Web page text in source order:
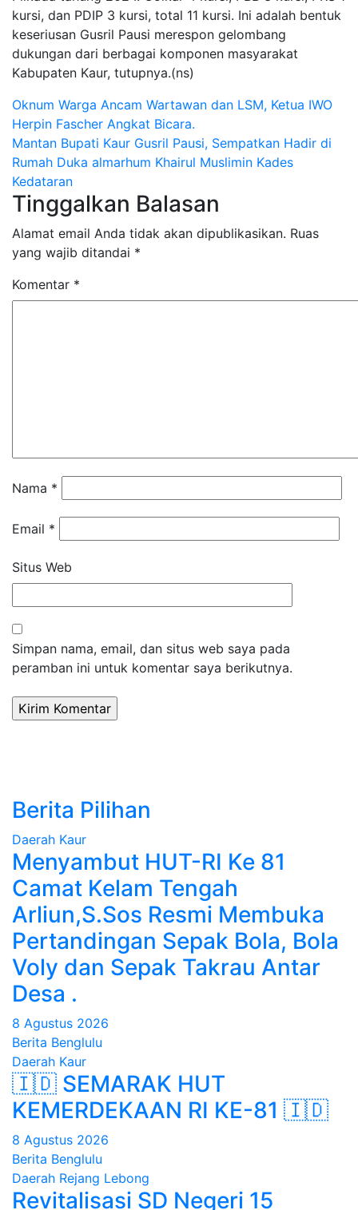
kursi, dan PDIP 3 kursi, total 11 kursi. Ini adalah bentuk
keseriusan Gusril Pausi merespon gelombang
dukungan dari berbagai komponen masyarakat
Kabupaten Kaur, tutupnya.(ns)
Navigasi
pos
Oknum Warga Ancam Wartawan dan LSM, Ketua IWO
Herpin Fascher Angkat Bicara.
Mantan Bupati Kaur Gusril Pausi, Sempatkan Hadir di
Rumah Duka almarhum Khairul Muslimin Kades
Kedataran
Tinggalkan Balasan
Alamat email Anda tidak akan dipublikasikan. Ruas
yang wajib ditandai *
Komentar *
Nama *
Email *
Situs Web
Simpan nama, email, dan situs web saya pada
peramban ini untuk komentar saya berikutnya.
Berita Pilihan
Daerah Kaur
Menyambut HUT-RI Ke 81
Camat Kelam Tengah
Arliun,S.Sos Resmi Membuka
Pertandingan Sepak Bola, Bola
Voly dan Sepak Takrau Antar
Desa .
8 Agustus 2026
Berita Benglulu
Daerah Kaur
🇮🇩 SEMARAK HUT
KEMERDEKAAN RI KE-81 🇮🇩
8 Agustus 2026
Berita Benglulu
Daerah Rejang Lebong
Revitalisasi SD Negeri 15